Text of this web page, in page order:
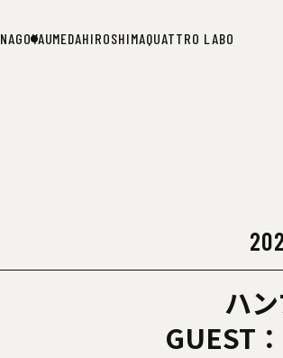
NAGOYAUMEDAHIROSHIMAQUATTRO LABO
ハ
GUEST